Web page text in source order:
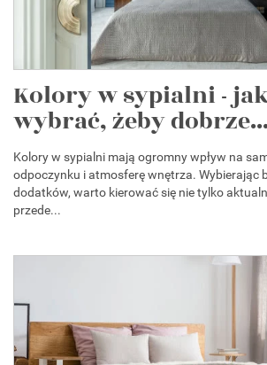
Kolory w sypialni -
wybrać, żeby
Kolory w sypialni mają ogromny wpływ na
odpoczynku i atmosferę wnętrza. Wybierając
dodatków, warto kierować się nie tylko
przede...